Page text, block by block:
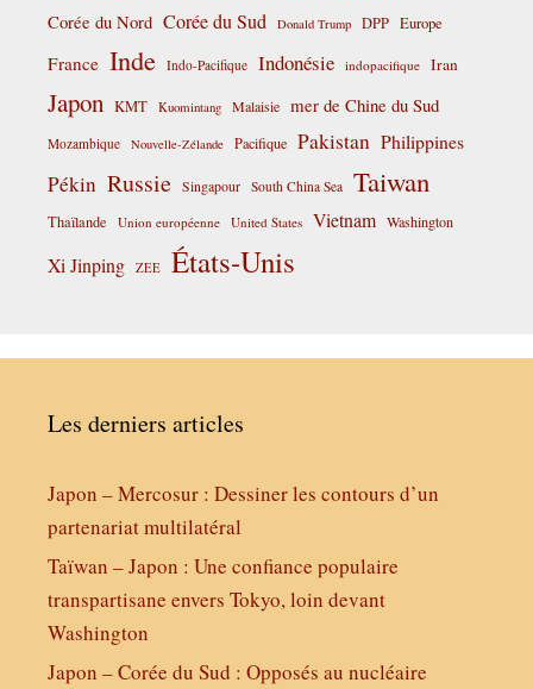
Corée du Nord Corée du Sud Donald Trump DPP Europe
France Inde Indo-Pacifique Indonésie indopacifique Iran
Japon KMT Kuomintang Malaisie mer de Chine du Sud
Mozambique Nouvelle-Zélande Pacifique Pakistan Philippines
Pékin Russie Singapour South China Sea Taiwan
Thaïlande Union européenne United States Vietnam Washington
Xi Jinping ZEE États-Unis
Les derniers articles
Japon – Mercosur : Dessiner les contours d’un
partenariat multilatéral
Taïwan – Japon : Une confiance populaire
transpartisane envers Tokyo, loin devant
Washington
Japon – Corée du Sud : Opposés au nucléaire